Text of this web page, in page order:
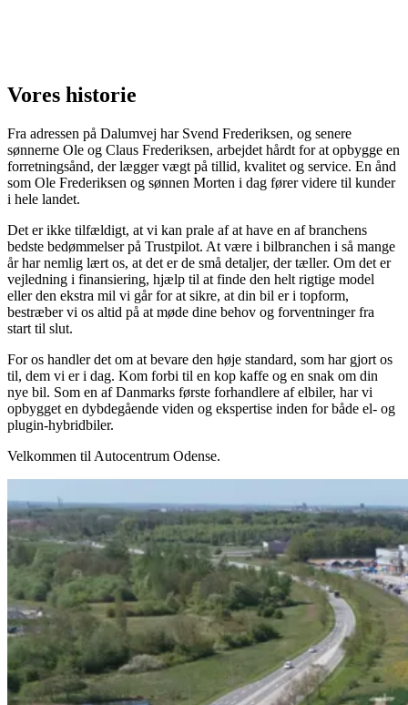
Vores historie
Fra adressen på Dalumvej har Svend Frederiksen, og senere
sønnerne Ole og Claus Frederiksen, arbejdet hårdt for at opbygge en
forretningsånd, der lægger vægt på tillid, kvalitet og service. En ånd
som Ole Frederiksen og sønnen Morten i dag fører videre til kunder
i hele landet.
Det er ikke tilfældigt, at vi kan prale af at have en af branchens
bedste bedømmelser på Trustpilot. At være i bilbranchen i så mange
år har nemlig lært os, at det er de små detaljer, der tæller. Om det er
vejledning i finansiering, hjælp til at finde den helt rigtige model
eller den ekstra mil vi går for at sikre, at din bil er i topform,
bestræber vi os altid på at møde dine behov og forventninger fra
start til slut.
For os handler det om at bevare den høje standard, som har gjort os
til, dem vi er i dag. Kom forbi til en kop kaffe og en snak om din
nye bil. Som en af Danmarks første forhandlere af elbiler, har vi
opbygget en dybdegående viden og ekspertise inden for både el- og
plugin-hybridbiler.
Velkommen til Autocentrum Odense.